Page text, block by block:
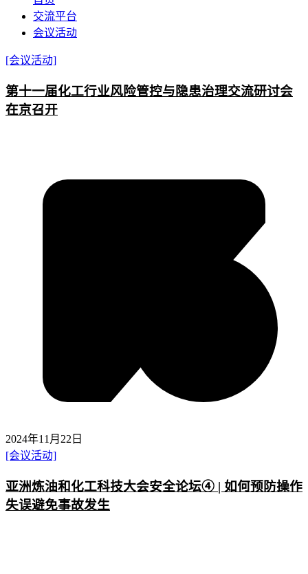
交流平台
会议活动
[会议活动]
第十一届化工行业风险管控与隐患治理交流研讨会
在京召开
2024年11月22日
[会议活动]
亚洲炼油和化工科技大会安全论坛④ | 如何预防操作
失误避免事故发生